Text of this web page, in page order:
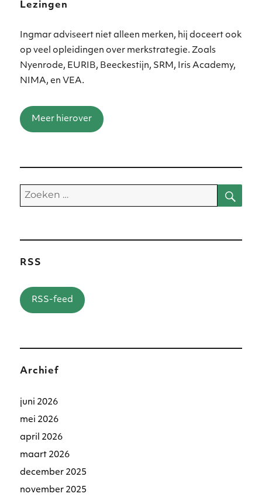
Lezingen
Ingmar adviseert niet alleen merken, hij doceert ook
op veel opleidingen over merkstrategie. Zoals
Nyenrode, EURIB, Beeckestijn, SRM, Iris Academy,
NIMA, en VEA.
Meer hierover
Zoeken
naar:
RSS
RSS-feed
Archief
juni 2026
mei 2026
april 2026
maart 2026
december 2025
november 2025